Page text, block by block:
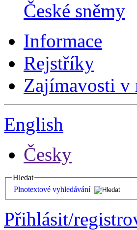
České sněmy
Informace
Rejstříky
Zajímavosti v
English
Česky
Hledat
Plnotextové vyhledávání
Přihlásit/